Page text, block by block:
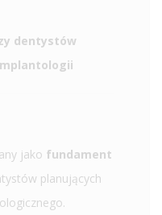
dentystów
jako fundament
planujących